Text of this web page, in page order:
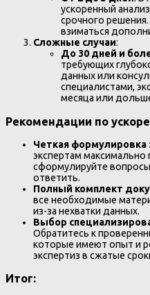
ускоренный
срочного
взиматься
Сложные случаи:
До 30 дней и
требующих
данных или
специалистами,
месяца или
Рекомендации по
Четкая формулировка
экспертам
сформулируйте
ответить.
Полный комплект
все необходимые
из-за нехватки данных.
Выбор
Обратитесь к
которые имеют опыт и
экспертиз в сжатые
Итог: